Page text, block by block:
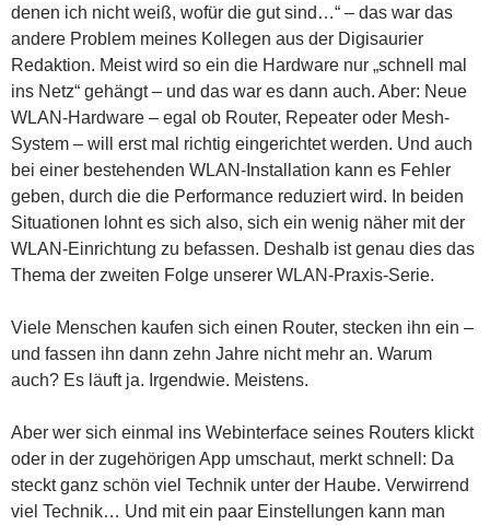
denen ich nicht weiß, wofür die gut sind…“ – das war das
andere Problem meines Kollegen aus der Digisaurier
Redaktion. Meist wird so ein die Hardware nur „schnell mal
ins Netz“ gehängt – und das war es dann auch. Aber: Neue
WLAN-Hardware – egal ob Router, Repeater oder Mesh-
System – will erst mal richtig eingerichtet werden. Und auch
bei einer bestehenden WLAN-Installation kann es Fehler
geben, durch die die Performance reduziert wird. In beiden
Situationen lohnt es sich also, sich ein wenig näher mit der
WLAN-Einrichtung zu befassen. Deshalb ist genau dies das
Thema der zweiten Folge unserer WLAN-Praxis-Serie.
Viele Menschen kaufen sich einen Router, stecken ihn ein –
und fassen ihn dann zehn Jahre nicht mehr an. Warum
auch? Es läuft ja. Irgendwie. Meistens.
Aber wer sich einmal ins Webinterface seines Routers klickt
oder in der zugehörigen App umschaut, merkt schnell: Da
steckt ganz schön viel Technik unter der Haube. Verwirrend
viel Technik… Und mit ein paar Einstellungen kann man